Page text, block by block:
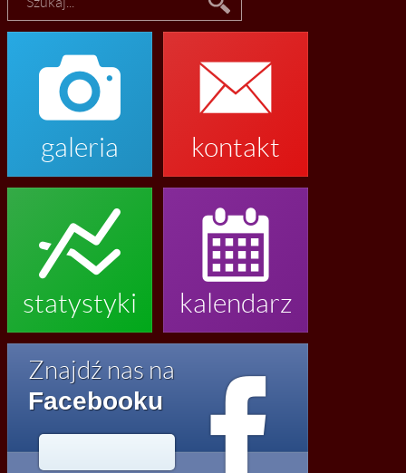

galeria

kontakt

statystyki

kalendarz
Znajdź nas na
Facebooku
